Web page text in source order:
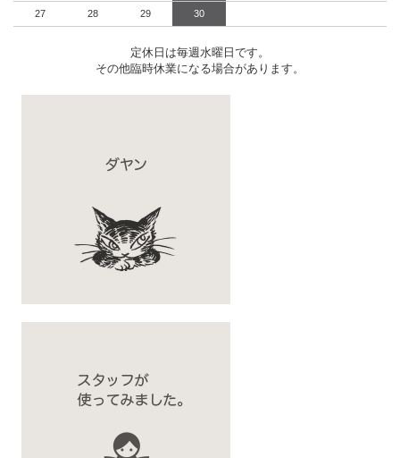
27 28 29 30
定休日は毎週水曜日です。
その他臨時休業になる場合があります。